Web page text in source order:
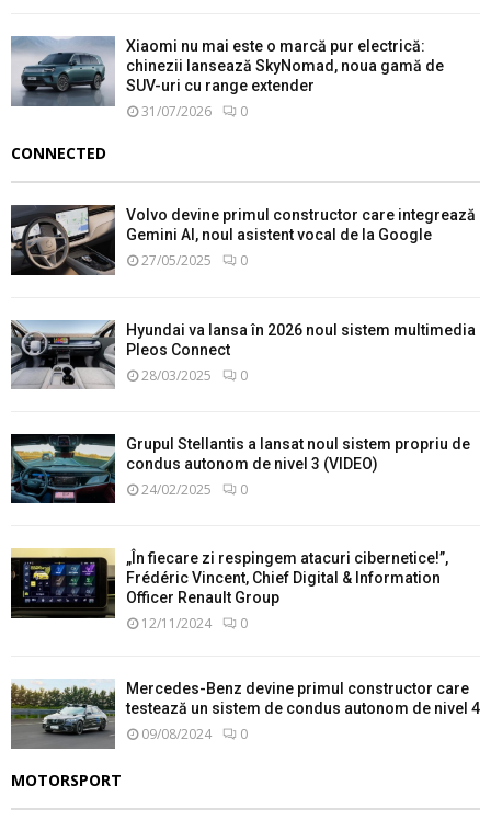
Xiaomi nu mai este o marcă pur electrică:
chinezii lansează SkyNomad, noua gamă de
SUV-uri cu range extender
31/07/2026 0
CONNECTED
Volvo devine primul constructor care integrează
Gemini AI, noul asistent vocal de la Google
27/05/2025 0
Hyundai va lansa în 2026 noul sistem multimedia
Pleos Connect
28/03/2025 0
Grupul Stellantis a lansat noul sistem propriu de
condus autonom de nivel 3 (VIDEO)
24/02/2025 0
„În fiecare zi respingem atacuri cibernetice!”,
Frédéric Vincent, Chief Digital & Information
Officer Renault Group
12/11/2024 0
Mercedes-Benz devine primul constructor care
testează un sistem de condus autonom de nivel 4
09/08/2024 0
MOTORSPORT